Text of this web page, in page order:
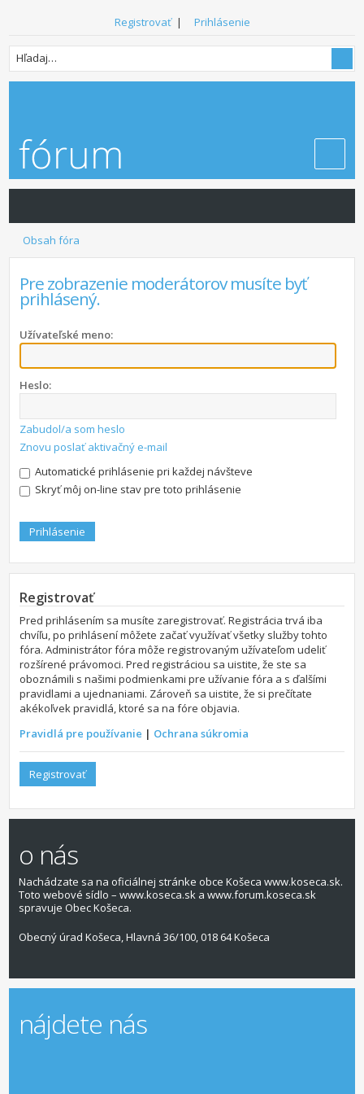
Registrovať| Prihlásenie
Obsah fóra
Pre zobrazenie moderátorov musíte byť
prihlásený.
Užívateľské meno:
Heslo:
Zabudol/a som heslo
Znovu poslať aktivačný e-mail
Automatické prihlásenie pri každej návšteve
Skryť môj on-line stav pre toto prihlásenie
Registrovať
Pred prihlásením sa musíte zaregistrovať. Registrácia trvá iba
chvíľu, po prihlásení môžete začať využívať všetky služby tohto
fóra. Administrátor fóra môže registrovaným užívateľom udeliť
rozšírené právomoci. Pred registráciou sa uistite, že ste sa
oboznámili s našimi podmienkami pre užívanie fóra a s ďalšími
pravidlami a ujednaniami. Zároveň sa uistite, že si prečítate
akékoľvek pravidlá, ktoré sa na fóre objavia.
Pravidlá pre používanie | Ochrana súkromia
Registrovať
o nás
Nachádzate sa na oficiálnej stránke obce Košeca www.koseca.sk.
Toto webové sídlo – www.koseca.sk a www.forum.koseca.sk
spravuje Obec Košeca.
Obecný úrad Košeca, Hlavná 36/100, 018 64 Košeca
nájdete nás